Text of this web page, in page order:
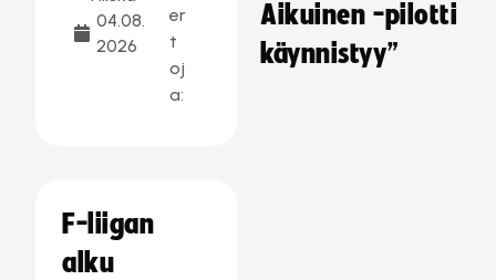
04.08.
2026
er
t
oj
a:
F-liigan
alku
Aikuinen -pilotti
käynnistyy”